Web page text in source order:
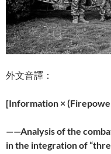
外文音譯：
[Information ×
——Analysis of the
in the integration of